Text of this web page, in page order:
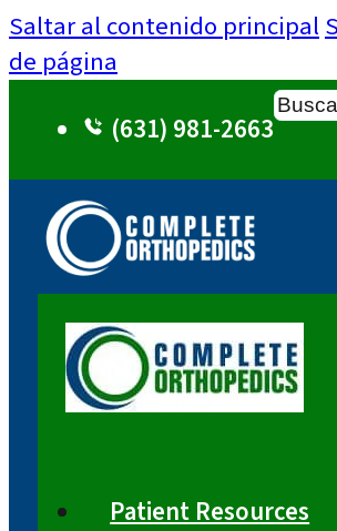
Saltar al contenido principal
de página
(631) 981-2663
Patient Resources